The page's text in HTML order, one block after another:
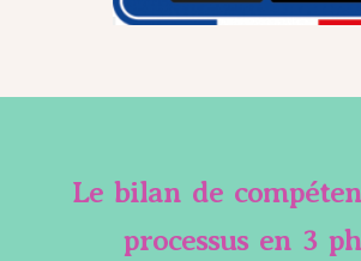
Le bilan de
processus en 3